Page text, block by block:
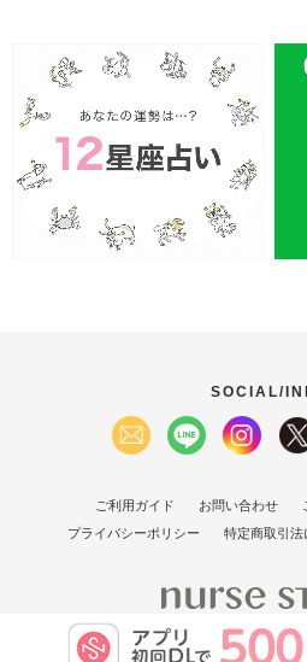
SOCIAL/
ご利用ガイド お問い合わせ
プライバシーポリシー
特定商取引法